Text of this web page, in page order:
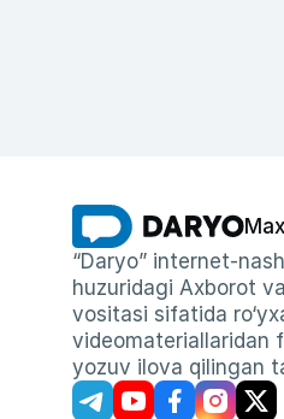
“Daryo” internet-
huzuridagi Axborot
vositasi sifatida
videomateriallaridan
yozuv ilova qilingan